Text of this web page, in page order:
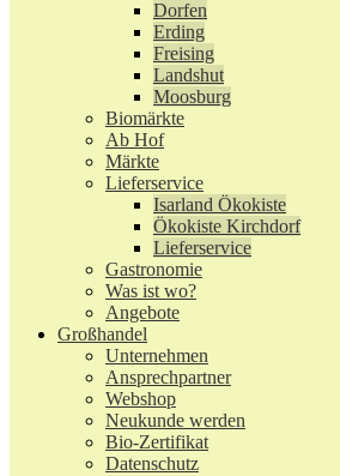
Dorfen
Erding
Freising
Landshut
Moosburg
Biomärkte
Ab Hof
Märkte
Lieferservice
Isarland Ökokiste
Ökokiste Kirchdorf
Lieferservice
Gastronomie
Was ist wo?
Angebote
Großhandel
Unternehmen
Ansprechpartner
Webshop
Neukunde werden
Bio-Zertifikat
Datenschutz